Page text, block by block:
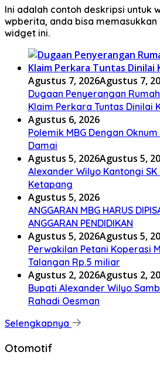
Ini adalah contoh deskripsi untuk
wpberita, anda bisa
widget ini.
Agustus 7, 2026Agustus 7,
Dugaan Penyerangan
Klaim Perkara Tuntas Dinilai
Agustus 6, 2026
Polemik MBG Dengan
Damai
Agustus 5, 2026Agustus 5,
Alexander Wilyo Kantongi SK
Ketapang
Agustus 5, 2026
ANGGARAN MBG HARUS
ANGGARAN PENDIDIKAN
Agustus 5, 2026Agustus 5,
Perwakilan Petani Koperasi
Talangan Rp.5 miliar
Agustus 2, 2026Agustus 2,
Bupati Alexander Wilyo
Rahadi Oesman
Selengkapnya
Otomotif